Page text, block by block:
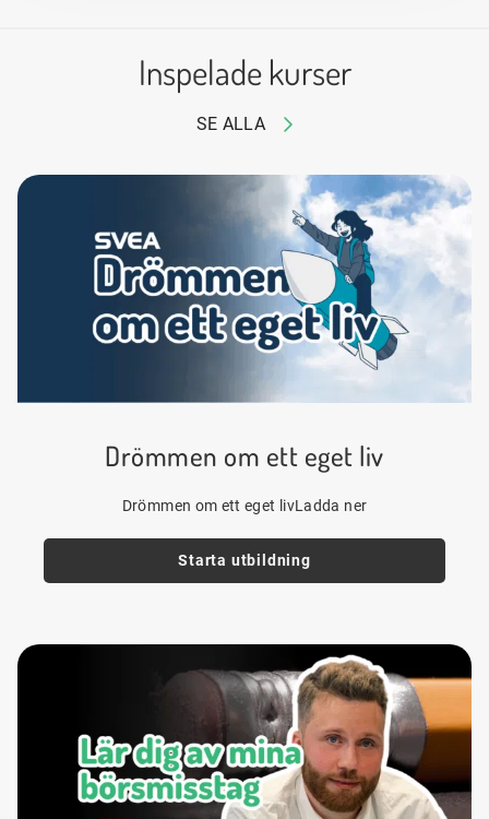
Inspelade kurser
SE ALLA
Drömmen om ett eget liv
Drömmen om ett eget livLadda ner
Starta utbildning